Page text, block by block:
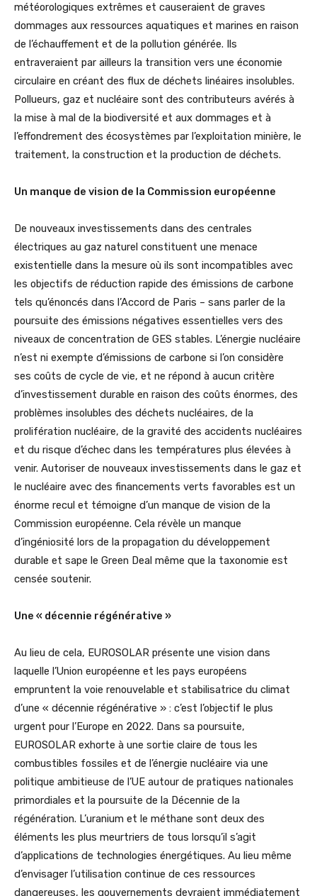
météorologiques extrêmes et causeraient de graves
dommages aux ressources aquatiques et marines en raison
de l’échauffement et de la pollution générée. Ils
entraveraient par ailleurs la transition vers une économie
circulaire en créant des flux de déchets linéaires insolubles.
Pollueurs, gaz et nucléaire sont des contributeurs avérés à
la mise à mal de la biodiversité et aux dommages et à
l’effondrement des écosystèmes par l’exploitation minière, le
traitement, la construction et la production de déchets.
Un manque de vision de la Commission européenne
De nouveaux investissements dans des centrales
électriques au gaz naturel constituent une menace
existentielle dans la mesure où ils sont incompatibles avec
les objectifs de réduction rapide des émissions de carbone
tels qu’énoncés dans l’Accord de Paris – sans parler de la
poursuite des émissions négatives essentielles vers des
niveaux de concentration de GES stables. L’énergie nucléaire
n’est ni exempte d’émissions de carbone si l’on considère
ses coûts de cycle de vie, et ne répond à aucun critère
d’investissement durable en raison des coûts énormes, des
problèmes insolubles des déchets nucléaires, de la
prolifération nucléaire, de la gravité des accidents nucléaires
et du risque d’échec dans les températures plus élevées à
venir. Autoriser de nouveaux investissements dans le gaz et
le nucléaire avec des financements verts favorables est un
énorme recul et témoigne d’un manque de vision de la
Commission européenne. Cela révèle un manque
d’ingéniosité lors de la propagation du développement
durable et sape le Green Deal même que la taxonomie est
censée soutenir.
Une « décennie régénérative »
Au lieu de cela, EUROSOLAR présente une vision dans
laquelle l’Union européenne et les pays européens
empruntent la voie renouvelable et stabilisatrice du climat
d’une « décennie régénérative » : c’est l’objectif le plus
urgent pour l’Europe en 2022. Dans sa poursuite,
EUROSOLAR exhorte à une sortie claire de tous les
combustibles fossiles et de l’énergie nucléaire via une
politique ambitieuse de l’UE autour de pratiques nationales
primordiales et la poursuite de la Décennie de la
régénération. L’uranium et le méthane sont deux des
éléments les plus meurtriers de tous lorsqu’il s’agit
d’applications de technologies énergétiques. Au lieu même
d’envisager l’utilisation continue de ces ressources
dangereuses, les gouvernements devraient immédiatement